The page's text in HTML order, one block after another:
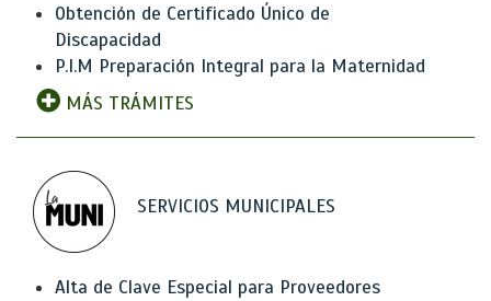
Obtención de Certificado Único de
Discapacidad
P.I.M Preparación Integral para la Maternidad
MÁS TRÁMITES
SERVICIOS MUNICIPALES
Alta de Clave Especial para Proveedores